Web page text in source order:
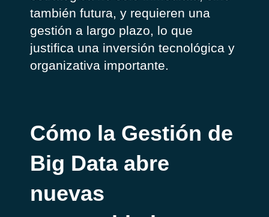
también futura, y requieren una
gestión a largo plazo, lo que
justifica una inversión tecnológica y
organizativa importante.
Cómo la Gestión de
Big Data abre
nuevas